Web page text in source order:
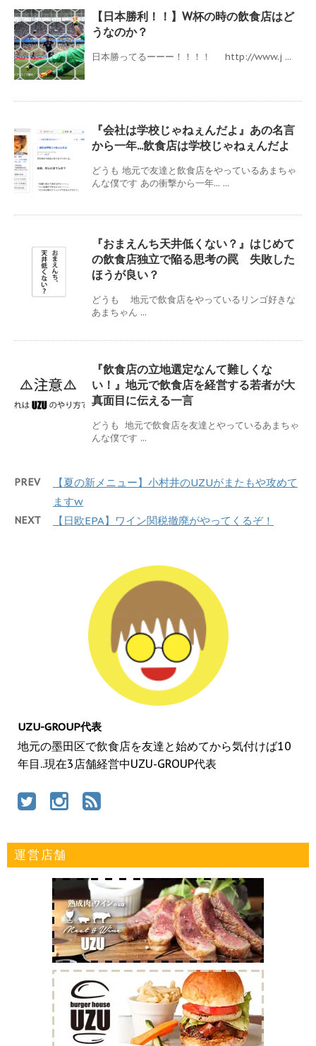
【日本勝利！！】W杯の時の飲食店はど
うなのか？
日本勝ってるーーー！！！！ http://www.j ...
『会社は学校じゃねぇんだよ』あの名言
から一年...飲食店は学校じゃねぇんだよ
どうも 地元で友達と飲食店をやっているあまちゃ
んな僕です あの衝撃から一年... ...
『おまえんち天井低くない？』はじめて
の飲食店独立で陥る思考の罠 失敗した
ほうが良い？
どうも 地元で飲食店をやっているリンゴ好きな
あまちゃん ...
『飲食店の立地選定なんて難しくな
い！』地元で飲食店を経営する若者が大
真面目に伝える一言
どうも 地元で飲食店を友達とやっているあまちゃ
んな僕です ...
PREV
【夏の新メニュー】小村井のUZUがまたもや攻めて
ますw
NEXT 【日欧EPA】ワイン関税撤廃がやってくるぞ！
UZU-GROUP代表
地元の墨田区で飲食店を友達と始めてから気付けば10
年目..現在3店舗経営中UZU-GROUP代表
運営店舗